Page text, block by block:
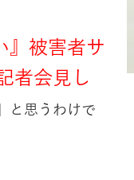
』被害者サ
者会見し
」と思うわけで